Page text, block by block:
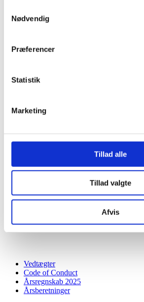
Nødvendig
Præferencer
Statistik
Marketing
Tillad alle
Tillad valgte
Afvis
Vedtægter
Code of Conduct
Årsregnskab 2025
Årsberetninger